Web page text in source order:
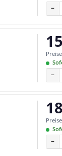
−
−
−